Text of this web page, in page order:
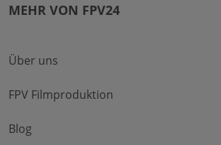
MEHR VON FPV24
Über uns
FPV Filmproduktion
Blog